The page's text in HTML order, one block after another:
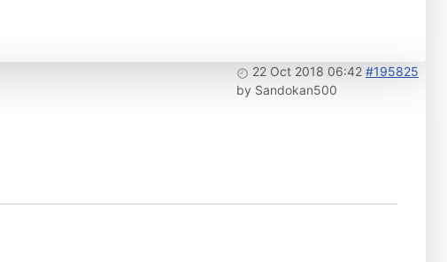
22 Oct 2018 06:42 #195825
by Sandokan500